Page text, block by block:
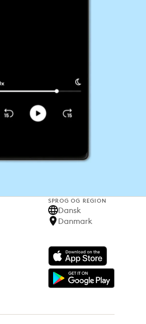
SPROG OG REGION
Dansk
Danmark